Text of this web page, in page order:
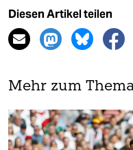
Diesen Artikel teilen
Mehr zum